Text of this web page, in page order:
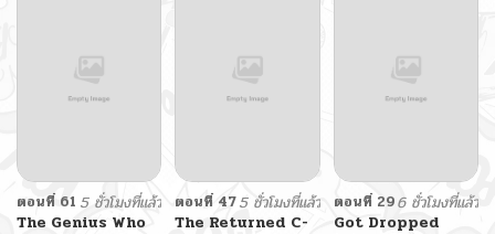
ตอนที่ 61 5 ชั่วโมงที่แล้ว
The Genius Who
ตอนที่ 475 ชั่วโมงที่แล้ว
The Returned C-
ตอนที่ 296 ชั่วโมงที่แล้ว
Got Dropped